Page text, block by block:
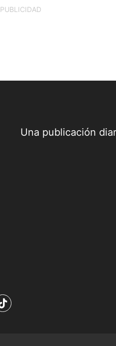
PUBLICIDAD
Una publicación